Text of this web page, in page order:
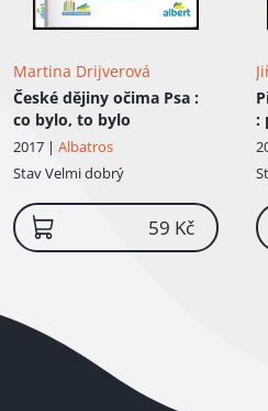
Martina Drijverová
České dějiny očima Psa :
co bylo, to bylo
2017 | Albatros
StavVelmi dobrý
59 Kč
: